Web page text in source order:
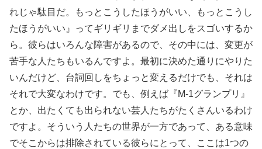
れじゃ駄目だ。もっとこうしたほうがいい、もっとこうし
たほうがいい』ってギリギリまでダメ出しをスゴいするか
ら。彼らはいろんな障害があるので、その中には、変更が
苦手な人たちもいるんですよ。最初に決めた通りにやりた
いんだけど、台詞回しをちょっと変えるだけでも、それは
それで大変なわけです。でも、例えば『M-1グランプリ』
とか、出たくても出られない芸人たちがたくさんいるわけ
ですよ。そういう人たちの世界が一方であって、ある意味
でそこからは排除されている彼らにとって、ここは1つの